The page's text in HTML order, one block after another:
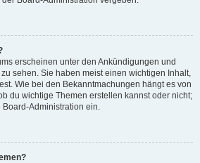
erscheinen unter den Ankündigungen und
sehen. Sie haben meist einen wichtigen Inhalt,
Wie bei den Bekanntmachungen hängt es von
du wichtige Themen erstellen kannst oder nicht;
Administration ein.